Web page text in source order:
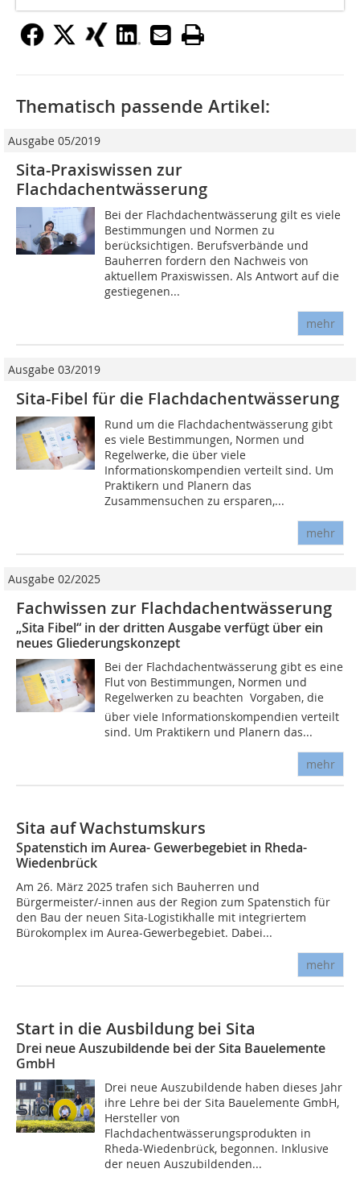
Thematisch passende Artikel:
Ausgabe 05/2019
Sita-Praxiswissen zur
Flachdachentwässerung
Bei der Flachdachentwässerung gilt es viele
Bestimmungen und Normen zu
berücksichtigen. Berufsverbände und
Bauherren fordern den Nachweis von
aktuellem Praxiswissen. Als Antwort auf die
gestiegenen...
mehr
Ausgabe 03/2019
Sita-Fibel für die Flachdachentwässerung
Rund um die Flachdachentwässerung gibt
es viele Bestimmungen, Normen und
Regelwerke, die über viele
Informationskompendien verteilt sind. Um
Praktikern und Planern das
Zusammensuchen zu ersparen,...
mehr
Ausgabe 02/2025
Fachwissen zur Flachdachentwässerung
„Sita Fibel“ in der dritten Ausgabe verfügt über ein
neues Gliederungskonzept
Bei der Flachdachentwässerung gibt es eine
Flut von Bestimmungen, Normen und
Regelwerken zu beachten  Vorgaben, die
über viele Informationskompendien verteilt
sind. Um Praktikern und Planern das...
mehr
Sita auf Wachstumskurs
Spatenstich im Aurea- Gewerbegebiet in Rheda-
Wiedenbrück
Am 26. März 2025 trafen sich Bauherren und
Bürgermeister/-innen aus der Region zum Spatenstich für
den Bau der neuen Sita-Logistikhalle mit integriertem
Bürokomplex im Aurea-Gewerbegebiet. Dabei...
mehr
Start in die Ausbildung bei Sita
Drei neue Auszubildende bei der Sita Bauelemente
GmbH
Drei neue Auszubildende haben dieses Jahr
ihre Lehre bei der Sita Bauelemente GmbH,
Hersteller von
Flachdachentwässerungsprodukten in
Rheda-Wiedenbrück, begonnen. Inklusive
der neuen Auszubildenden...